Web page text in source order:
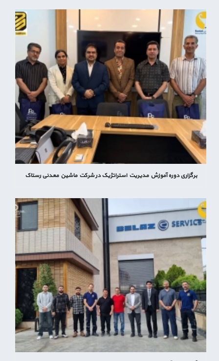
برگزاری دوره آموزش مدیریت استراتژیک در شرکت ماشین معدنی رستاک